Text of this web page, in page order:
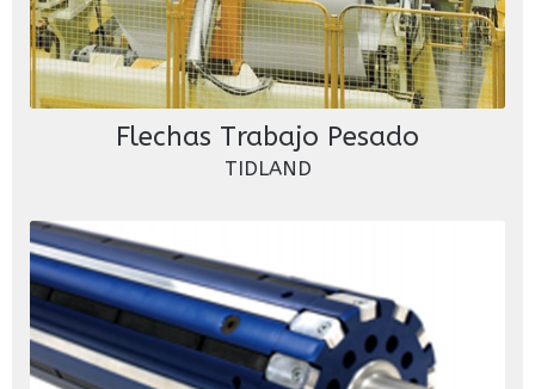
Flechas Trabajo Pesado
TIDLAND